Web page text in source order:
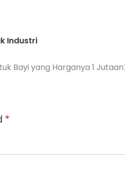
Industri
Bayi yang Harganya 1 Jutaan
*